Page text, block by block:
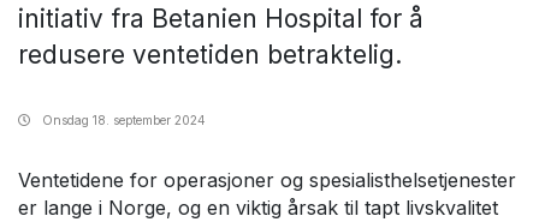
initiativ fra Betanien Hospital for å
redusere ventetiden betraktelig.
Onsdag 18. september 2024
Ventetidene for operasjoner og spesialisthelsetjenester
er lange i Norge, og en viktig årsak til tapt livskvalitet